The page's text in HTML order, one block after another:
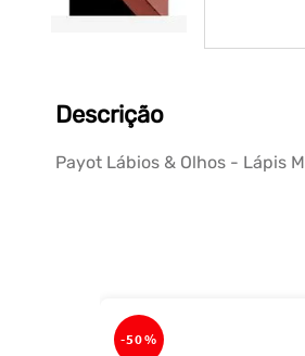
Descrição
Payot Lábios & Olhos - Lápis
-50%